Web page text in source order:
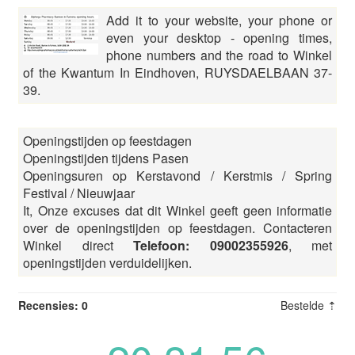
Add it to your website, your phone or
even your desktop - opening times,
phone numbers and the road to Winkel
of the Kwantum In Eindhoven, RUYSDAELBAAN 37-
39.
Openingstijden op feestdagen
Openingstijden tijdens Pasen
Openingsuren op Kerstavond / Kerstmis / Spring
Festival / Nieuwjaar
It, Onze excuses dat dit Winkel geeft geen informatie
over de openingstijden op feestdagen. Contacteren
Winkel direct Telefoon: 09002355926, met
openingstijden verduidelijken.
Recensies: 0 Bestelde ⇡